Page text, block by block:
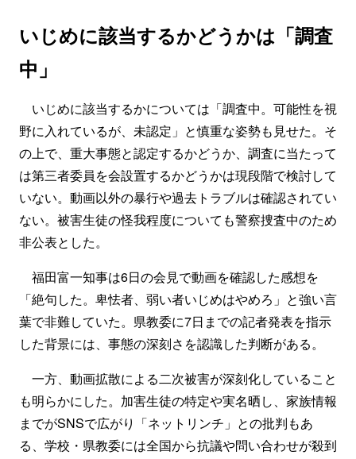
いじめに該当するかどうかは「調査
中」
いじめに該当するかについては「調査中。可能性を視
野に入れているが、未認定」と慎重な姿勢も見せた。そ
の上で、重大事態と認定するかどうか、調査に当たって
は第三者委員を会設置するかどうかは現段階で検討して
いない。動画以外の暴行や過去トラブルは確認されてい
ない。被害生徒の怪我程度についても警察捜査中のため
非公表とした。
福田富一知事は6日の会見で動画を確認した感想を
「絶句した。卑怯者、弱い者いじめはやめろ」と強い言
葉で非難していた。県教委に7日までの記者発表を指示
した背景には、事態の深刻さを認識した判断がある。
一方、動画拡散による二次被害が深刻化していること
も明らかにした。加害生徒の特定や実名晒し、家族情報
までがSNSで広がり「ネットリンチ」との批判もあ
る、学校・県教委には全国から抗議や問い合わせが殺到